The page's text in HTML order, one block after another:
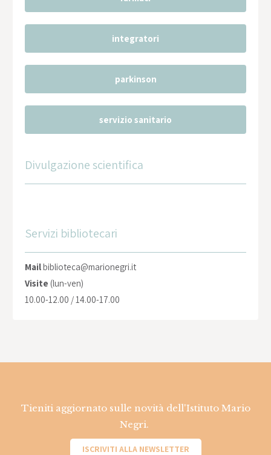
integratori
parkinson
servizio sanitario
Divulgazione scientifica
Servizi bibliotecari
Mailbiblioteca@marionegri.it
Visite (lun-ven)
10.00-12.00 / 14.00-17.00
Tieniti aggiornato sulle novità dell'Istituto Mario
Negri.
ISCRIVITI ALLA NEWSLETTER